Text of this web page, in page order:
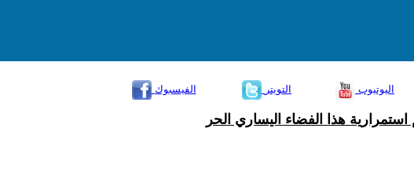
الفيسبوك
التويتر اليوتيوب
هذا الفضاء اليساري الحر